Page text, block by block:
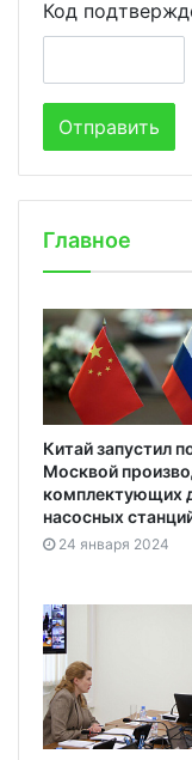
Код
Главное
Китай запустил
Москвой
комплектующих
насосных
24 января 2024